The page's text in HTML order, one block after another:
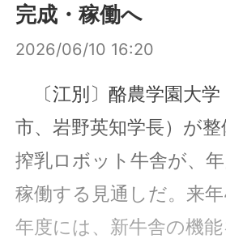
完成・稼働へ
2026/06/10 16:20
〔江別〕酪農学園大学
市、岩野英知学長）が
搾乳ロボット牛舎が、年
稼働する見通しだ。来
年度には、新牛舎の機